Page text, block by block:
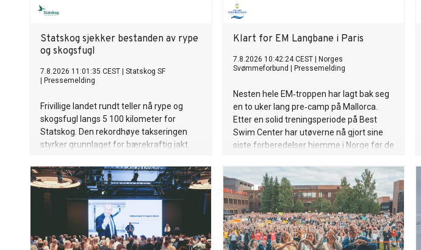
Statskog sjekker bestanden av rype
og skogsfugl
7.8.2026 11:01:35 CEST
Statskog SF
Pressemelding
Frivillige landet rundt teller nå rype og
skogsfugl langs 5 100 kilometer for
Statskog. Den rekordhøye takseringen
styrker grunnlaget for bærekraftig jakt.
Klart for EM Langbane i Paris
7.8.2026 10:42:24 CEST
Norges
Svømmeforbund
Pressemelding
Nesten hele EM‑troppen har lagt bak seg
en to uker lang pre‑camp på Mallorca.
Etter en solid treningsperiode på Best
Swim Center har utøverne nå gjort sine
siste forberedelser hjemme i Norge før de
se dem i aksjon under EM langbane, som
arrangeres i Paris fra mandag 10. august
til søndag 16. august.